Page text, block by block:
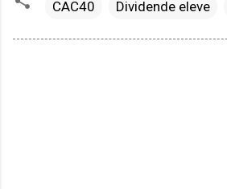
CAC40 Dividende eleve